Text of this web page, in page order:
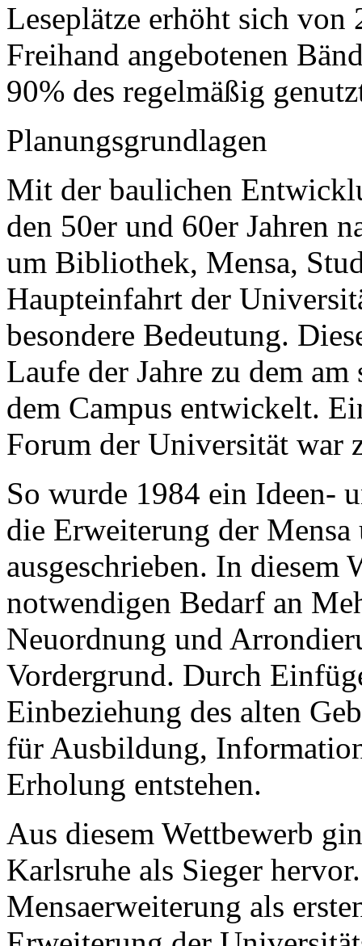
Leseplätze erhöht sich
Freihand angebotenen
90% des regelmäßig
Planungsgrundlagen
Mit der baulichen
den 50er und 60er Jahren
um Bibliothek, Mensa,
Haupteinfahrt der
besondere Bedeutung.
Laufe der Jahre zu dem
dem Campus entwickelt.
Forum der Universität war
So wurde 1984 ein Ideen-
die Erweiterung der
ausgeschrieben. In diesem
notwendigen Bedarf an
Neuordnung und
Vordergrund. Durch
Einbeziehung des alten
für Ausbildung,
Erholung entstehen.
Aus diesem Wettbewerb
Karlsruhe als Sieger
Mensaerweiterung als